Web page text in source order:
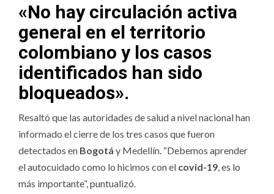
«No hay circulación activa
general en el territorio
colombiano y los casos
identificados han sido
bloqueados».
Resaltó que las autoridades de salud a nivel nacional han
informado el cierre de los tres casos que fueron
detectados en Bogotá y Medellín. “Debemos aprender
el autocuidado como lo hicimos con el covid-19 , es lo
más importante”, puntualizó.